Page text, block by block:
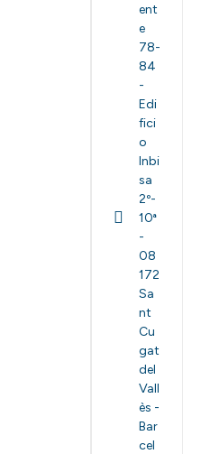
ent
e
78-
84
-
Edi
fici
o
Inbi
sa
2º-
10ª
-
08
172
Sa
nt
Cu
gat
del
Vall
ès -
Bar
cel